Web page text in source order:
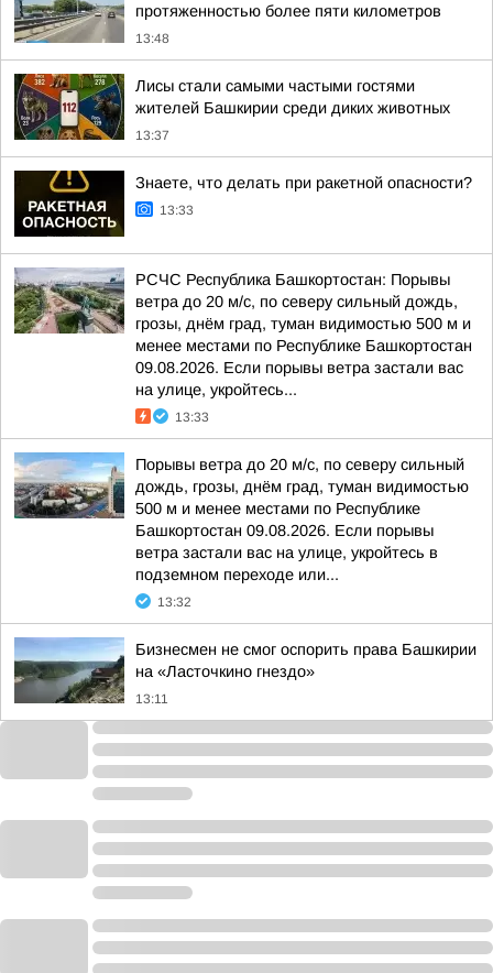
протяженностью более пяти километров
13:48
Лисы стали самыми частыми гостями
жителей Башкирии среди диких животных
13:37
Знаете, что делать при ракетной опасности?
13:33
РСЧС Республика Башкортостан: Порывы
ветра до 20 м/с, по северу сильный дождь,
грозы, днём град, туман видимостью 500 м и
менее местами по Республике Башкортостан
09.08.2026. Если порывы ветра застали вас
на улице, укройтесь...
13:33
Порывы ветра до 20 м/с, по северу сильный
дождь, грозы, днём град, туман видимостью
500 м и менее местами по Республике
Башкортостан 09.08.2026. Если порывы
ветра застали вас на улице, укройтесь в
подземном переходе или...
13:32
Бизнесмен не смог оспорить права Башкирии
на «Ласточкино гнездо»
13:11